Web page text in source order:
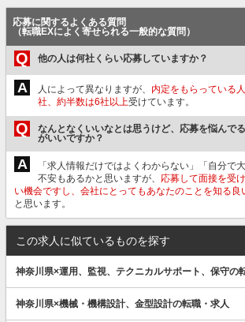
応募に関するよくある質問
（転職EXによく寄せられる一般的な質問）
Q 他の人は何社くらい応募していますか？
A 人によって異なりますが、 内定をもらっている
社、約半数は6社以上受けています。
Q
なんとなくいいなとは思うけど、応募を悩んで
がいいですか？
A
「求人情報だけではよくわからない」「自分で
不安もあるかと思いますが、 応募して面接を受
い機会ですし、会社にとってもあなたのことを知る良
と思います。
この求人に似ているものを探す
神奈川県×運用、監視、テクニカルサポート、保守の
神奈川県×機械・機構設計、金型設計の転職・求人